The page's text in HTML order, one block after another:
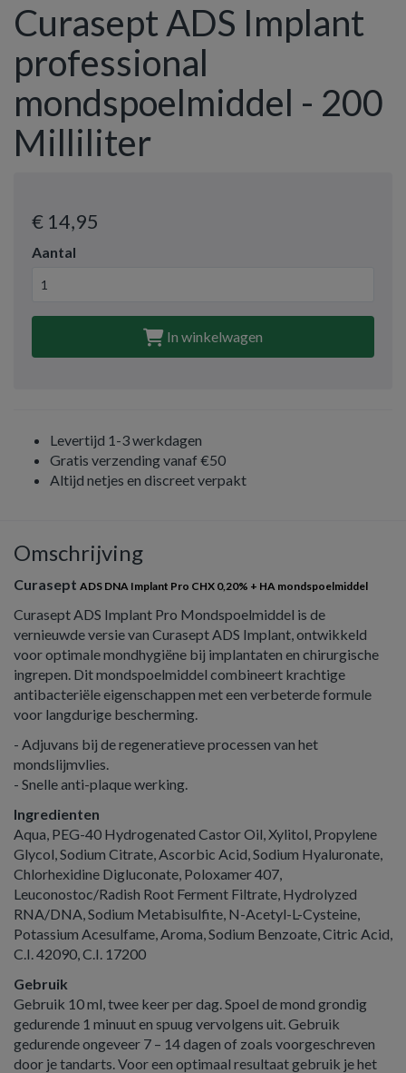
Curasept ADS Implant
professional
mondspoelmiddel - 200
Milliliter
€ 14,95
Aantal
In winkelwagen
Levertijd 1-3 werkdagen
Gratis verzending vanaf €50
Altijd netjes en discreet verpakt
Omschrijving
Curasept ADS DNA Implant Pro CHX 0,20% + HA mondspoelmiddel
Curasept ADS Implant Pro Mondspoelmiddel is de
vernieuwde versie van Curasept ADS Implant, ontwikkeld
voor optimale mondhygiëne bij implantaten en chirurgische
ingrepen. Dit mondspoelmiddel combineert krachtige
antibacteriële eigenschappen met een verbeterde formule
voor langdurige bescherming.
- Adjuvans bij de regeneratieve processen van het
mondslijmvlies.
- Snelle anti-plaque werking.
Ingredienten
Aqua, PEG-40 Hydrogenated Castor Oil, Xylitol, Propylene
Glycol, Sodium Citrate, Ascorbic Acid, Sodium Hyaluronate,
Chlorhexidine Digluconate, Poloxamer 407,
Leuconostoc/Radish Root Ferment Filtrate, Hydrolyzed
RNA/DNA, Sodium Metabisulfite, N-Acetyl-L-Cysteine,
Potassium Acesulfame, Aroma, Sodium Benzoate, Citric Acid,
C.I. 42090, C.I. 17200
Gebruik
Gebruik 10 ml, twee keer per dag. Spoel de mond grondig
gedurende 1 minuut en spuug vervolgens uit. Gebruik
gedurende ongeveer 7 – 14 dagen of zoals voorgeschreven
door je tandarts. Voor een optimaal resultaat gebruik je het